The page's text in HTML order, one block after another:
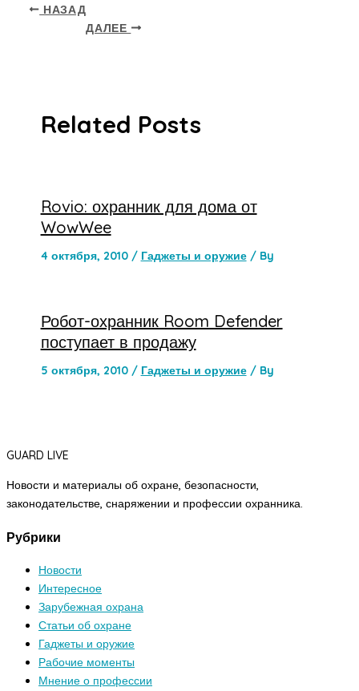
НАЗАД
ДАЛЕЕ
Related Posts
Rovio: охранник для дома от
WowWee
4 октября, 2010 / Гаджеты и оружие/ By
Робот-охранник Room Defender
поступает в продажу
5 октября, 2010 / Гаджеты и оружие/ By
GUARD LIVE
Новости и материалы об охране, безопасности,
законодательстве, снаряжении и профессии охранника.
Рубрики
Новости
Интересное
Зарубежная охрана
Статьи об охране
Гаджеты и оружие
Рабочие моменты
Мнение о профессии